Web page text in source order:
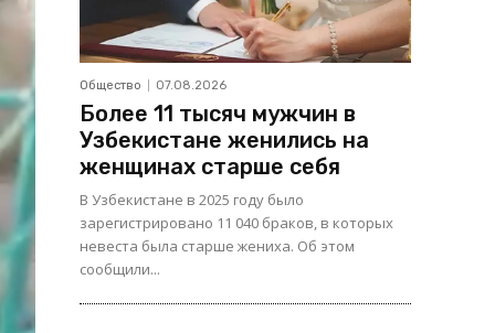
Общество 07.08.2026
Более 11 тысяч мужчин в
Узбекистане женились на
женщинах старше себя
В Узбекистане в 2025 году было
зарегистрировано 11 040 браков, в которых
невеста была старше жениха. Об этом
сообщили...